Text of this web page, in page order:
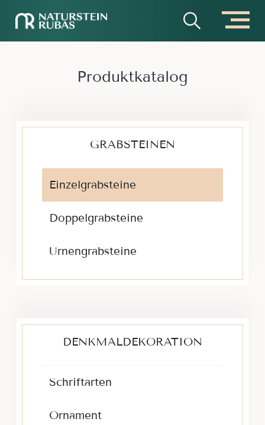
Produktkatalog
GRABSTEINEN
Einzelgrabsteine
Doppelgrabsteine
Urnengrabsteine
DENKMALDEKORATION
Schriftarten
Ornament